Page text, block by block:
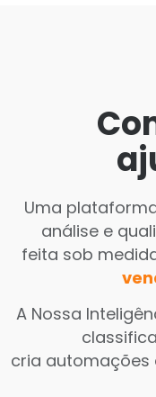
Uma
análise e
feita sob
A Nossa
cria automações